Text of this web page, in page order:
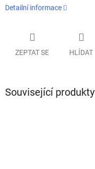
Detailní informace
ZEPTAT SE HLÍDAT
Související produkty